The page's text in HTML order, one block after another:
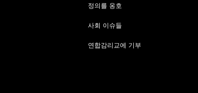
정의를 옹호
사회 이슈들
연합감리교에 기부